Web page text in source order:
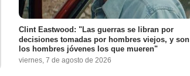
Clint Eastwood: "Las guerras se libran por
decisiones tomadas por hombres viejos, y son
los hombres jóvenes los que mueren"
viernes, 7 de agosto de 2026